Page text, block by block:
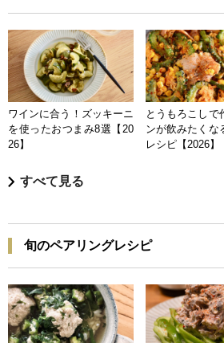
ワインに合う！ズッキーニ
を使ったおつまみ8選【20
26】
とうもろこし
ンが飲みたくな
レシピ【2026】
すべて見る
旬のペアリングレシピ